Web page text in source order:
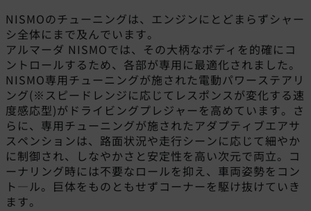
NISMOのチューニングは、エンジンにとどまらずシャー
シ全体にまで及んでいます。
アルマーダ NISMOでは、その大柄なボディを的確にコ
ントロールするため、各部が専用に最適化されました。
NISMO専用チューニングが施された電動パワーステアリ
ング(※スピードレンジに応じてレスポンスが変化する速
度感応型)がドライビングプレジャーを高めています。さ
らに、専用チューニングが施されたアダプティブエアサ
スペンションは、路面状況や走行シーンに応じて細やか
に制御され、しなやかさと安定性を高い次元で両立。コ
ーナリング時には不要なロールを抑え、車両姿勢をコン
ト―ル。巨体をものともせずコーナーを駆け抜けていき
ます。